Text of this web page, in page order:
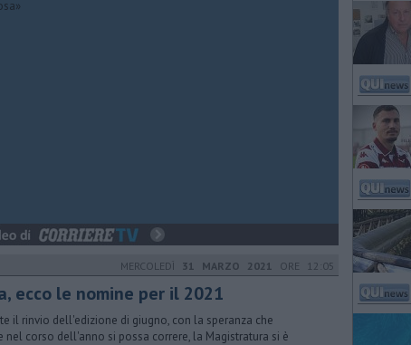
MERCOLEDÌ 31 MARZO 2021 ORE 12:05
ecco le nomine per il 2021
il rinvio dell'edizione di giugno, con la speranza che
nel corso dell'anno si possa correre, la Magistratura si è